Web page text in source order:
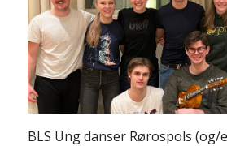
BLS Ung danser Rørospols (og/